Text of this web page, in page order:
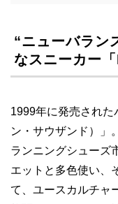
“ニューバラン
なスニーカー「
1999年に発売された
ン・サウザンド）」
ランニングシューズ
エットと多色使い、
て、ユースカルチャ